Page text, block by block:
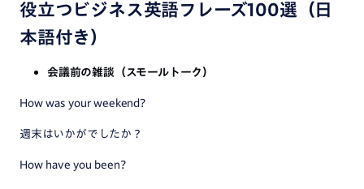
役立つビジネス英語フレーズ100選（日
本語付き）
会議前の雑談（スモールトーク）
How was your weekend?
週末はいかがでしたか？
How have you been?